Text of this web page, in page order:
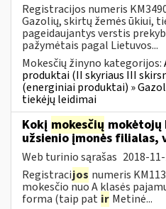
Registracijos numeris
Gazolių, skirtų žemės ūkiui,
pageidaujantys verstis
pažymėtais pagal Lietuvos...
Mokesčių žinyno kategorijos:
produktai (II skyriaus III
(energiniai produktai) »
tiekėjų leidimai
Kokį mokesčių
užsienio įmonės filialas,
Web turinio sąrašas 2018-
Registracijos numeris
mokesčio nuo A klasės
forma (taip pat ir Metinė...